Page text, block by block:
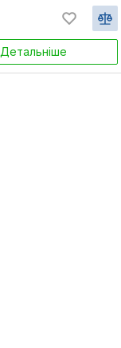
Детальніше